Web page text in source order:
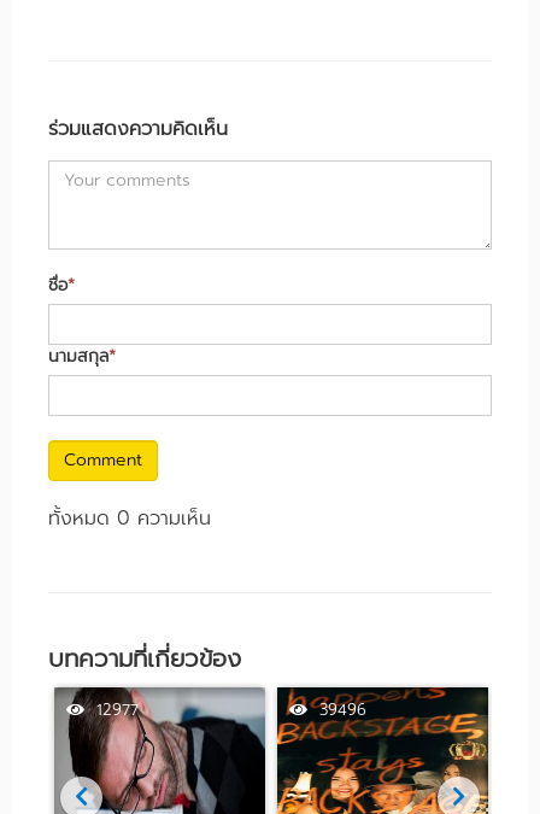
ร่วมแสดงความคิดเห็น
ชื่อ*
นามสกุล*
Comment
ทั้งหมด 0 ความเห็น
บทความที่เกี่ยวข้อง
12977 39496